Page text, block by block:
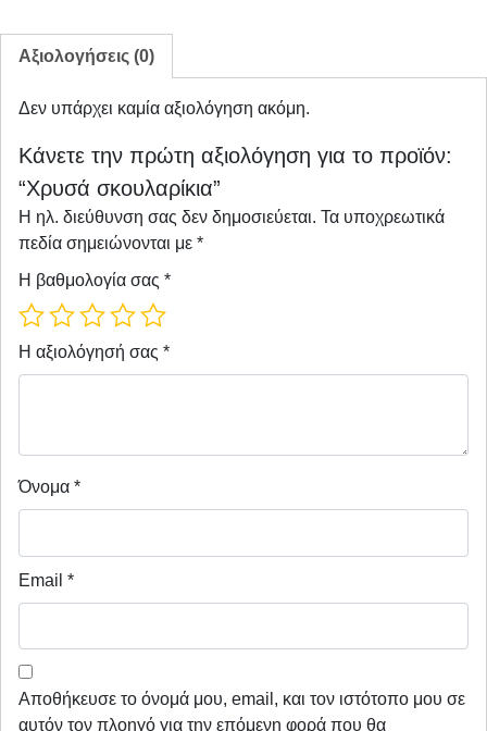
Αξιολογήσεις (0)
Δεν υπάρχει καμία αξιολόγηση ακόμη.
Κάνετε την πρώτη αξιολόγηση για το προϊόν:
“Χρυσά σκουλαρίκια”
Η ηλ. διεύθυνση σας δεν δημοσιεύεται. Τα υποχρεωτικά
πεδία σημειώνονται με *
Η βαθμολογία σας *
Η αξιολόγησή σας *
Όνομα *
Email *
Αποθήκευσε το όνομά μου, email, και τον ιστότοπο μου σε
αυτόν τον πλοηγό για την επόμενη φορά που θα